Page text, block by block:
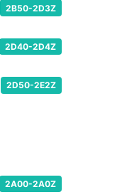
2B50-2D3Z
2D40-2D4Z
2D50-2E2Z
2A00-2A0Z